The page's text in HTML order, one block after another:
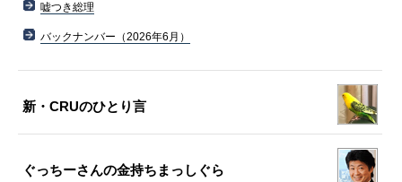
嘘つき総理
バックナンバー（2026年6月）
新・CRUのひとり言
ぐっちーさんの金持ちまっしぐら